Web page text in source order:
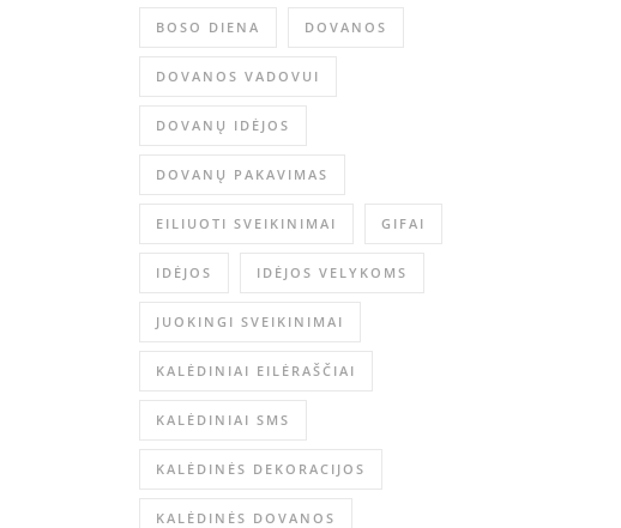
BOSO DIENA DOVANOS
DOVANOS VADOVUI
DOVANŲ IDĖJOS
DOVANŲ PAKAVIMAS
EILIUOTI SVEIKINIMAI GIFAI
IDĖJOS IDĖJOS VELYKOMS
JUOKINGI SVEIKINIMAI
KALĖDINIAI EILĖRAŠČIAI
KALĖDINIAI SMS
KALĖDINĖS DEKORACIJOS
KALĖDINĖS DOVANOS